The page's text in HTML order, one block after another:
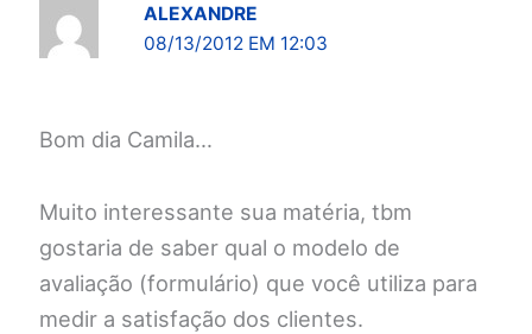
ALEXANDRE
08/13/2012 EM 12:03
Bom dia Camila…
Muito interessante sua matéria, tbm
gostaria de saber qual o modelo de
avaliação (formulário) que você utiliza para
medir a satisfação dos clientes.